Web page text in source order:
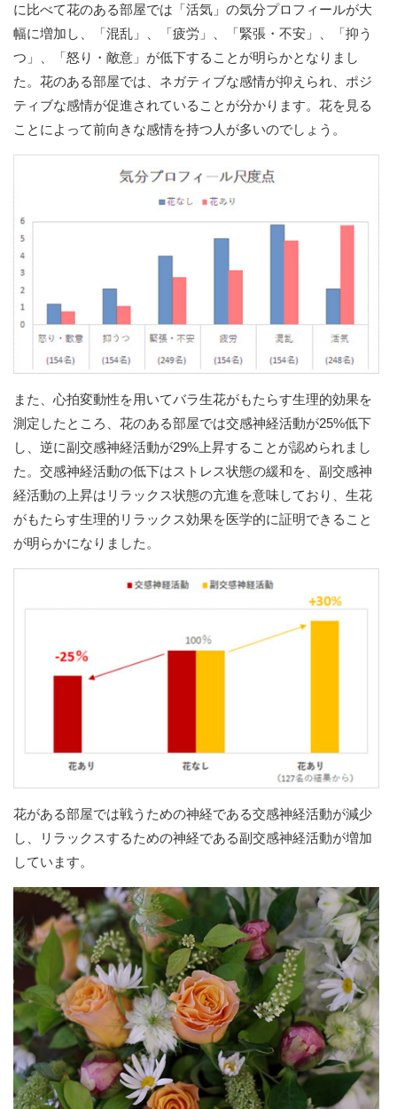
に比べて花のある部屋では「活気」の気分プロフィールが大
幅に増加し、「混乱」、「疲労」、「緊張・不安」、「抑う
つ」、「怒り・敵意」が低下することが明らかとなりまし
た。花のある部屋では、ネガティブな感情が抑えられ、ポジ
ティブな感情が促進されていることが分かります。花を見る
ことによって前向きな感情を持つ人が多いのでしょう。
また、心拍変動性を用いてバラ生花がもたらす生理的効果を
測定したところ、花のある部屋では交感神経活動が25%低下
し、逆に副交感神経活動が29%上昇することが認められまし
た。交感神経活動の低下はストレス状態の緩和を、副交感神
経活動の上昇はリラックス状態の亢進を意味しており、生花
がもたらす生理的リラックス効果を医学的に証明できること
が明らかになりました。
花がある部屋では戦うための神経である交感神経活動が減少
し、リラックスするための神経である副交感神経活動が増加
しています。